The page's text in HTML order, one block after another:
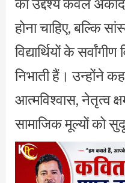
होना चाहिए, बल्कि
विद्यार्थियों के
निभाती हैं। उन्होंने
आत्मविश्वास, नेतृत्व
सामाजिक मूल्यों को